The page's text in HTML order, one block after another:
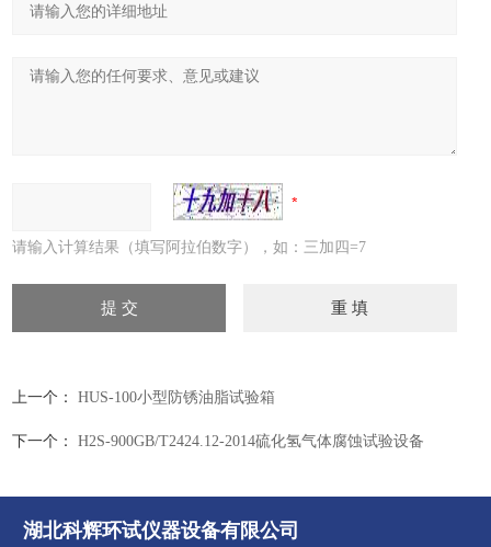
请输入计算结果（填写阿拉伯数字），如：三加四=7
上一个： HUS-100小型防锈油脂试验箱
下一个： H2S-900GB/T2424.12-2014硫化氢气体腐蚀试验设备
湖北科辉环试仪器设备有限公司